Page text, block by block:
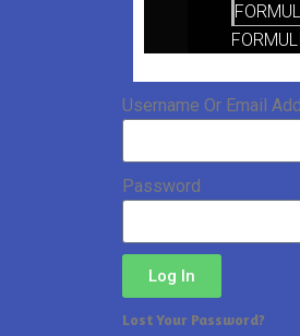
Username Or Email
Password
Log In
Lost Your Password?